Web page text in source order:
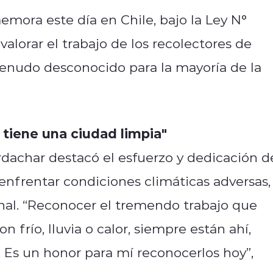
este día en Chile, bajo la Ley N°
el trabajo de los recolectores de
desconocido para la mayoría de la
una ciudad limpia"
destacó el esfuerzo y dedicación
condiciones climáticas adversas,
“Reconocer el tremendo trabajo que
frío, lluvia o calor, siempre están ahí,
un honor para mí reconocerlos hoy”,